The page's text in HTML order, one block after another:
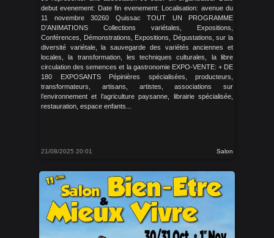
debut evenement: Date fin evenement: Localisation: avenue du
11 novembre 30260 Quissac TOUT UN PROGRAMME
D’ANIMATIONS Collections variétales, Expositions,
Conférences, Démonstrations, Expositions, Dégustations, sur la
diversité variétale, la sauvegarde des variétés anciennes et
locales, la transformation, les techniques culturales, la libre
circulation des semences et la gastronomie EXPO-VENTE: + DE
180 EXPOSANTS Pépinières spécialisées, producteurs,
transformateurs, artisans, artistes, associations sur
l’environnement et l’agriculture paysanne, librairie spécialisée,
restauration, espace enfants...
21/08/2025 20:01 Salon